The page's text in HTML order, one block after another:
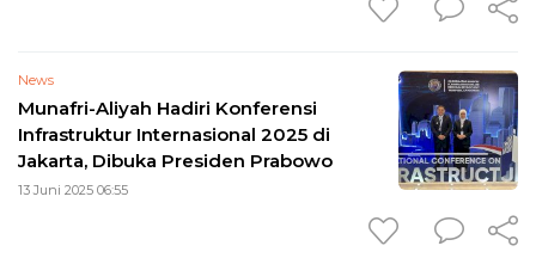
News
Munafri-Aliyah Hadiri Konferensi
Infrastruktur Internasional 2025 di
Jakarta, Dibuka Presiden Prabowo
13 Juni 2025 06:55